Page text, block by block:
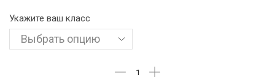
Укажите ваш класс